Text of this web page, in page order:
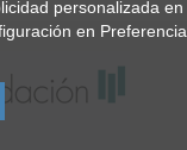
personalizada
en